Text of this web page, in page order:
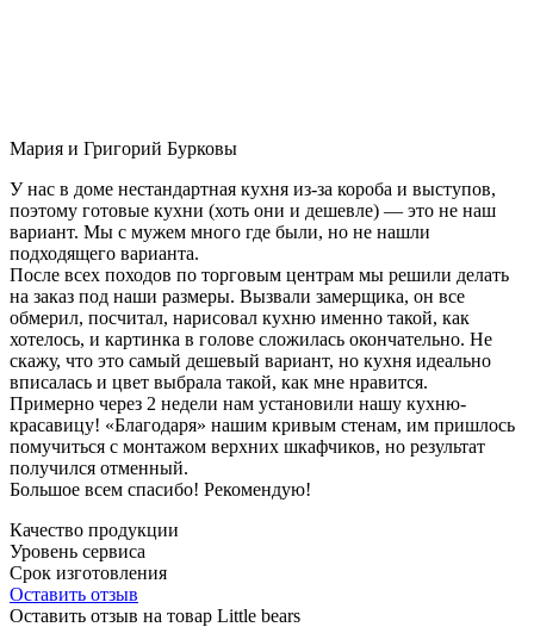
Мария и Григорий Бурковы
У нас в доме нестандартная кухня из-за короба и выступов,
поэтому готовые кухни (хоть они и дешевле) — это не наш
вариант. Мы с мужем много где были, но не нашли
подходящего варианта.
После всех походов по торговым центрам мы решили делать
на заказ под наши размеры. Вызвали замерщика, он все
обмерил, посчитал, нарисовал кухню именно такой, как
хотелось, и картинка в голове сложилась окончательно. Не
скажу, что это самый дешевый вариант, но кухня идеально
вписалась и цвет выбрала такой, как мне нравится.
Примерно через 2 недели нам установили нашу кухню-
красавицу! «Благодаря» нашим кривым стенам, им пришлось
помучиться с монтажом верхних шкафчиков, но результат
получился отменный.
Большое всем спасибо! Рекомендую!
Качество продукции
Уровень сервиса
Срок изготовления
Оставить отзыв
Оставить отзыв на товар Little bears